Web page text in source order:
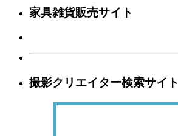
家具雑貨販売サイト
撮影クリエイター検索サイト